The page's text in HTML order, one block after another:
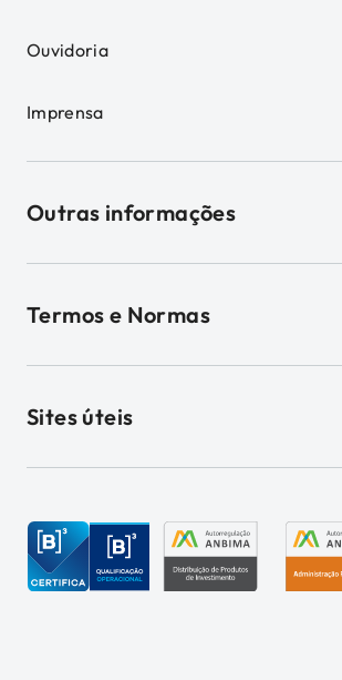
Ouvidoria
Imprensa
Outras informações
Termos e Normas
Sites úteis